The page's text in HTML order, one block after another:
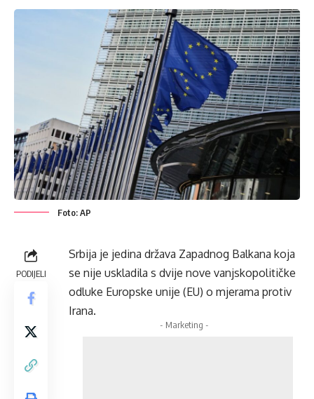
Foto: AP
PODIJELI
Srbija je jedina država Zapadnog Balkana koja
se nije uskladila s dvije nove vanjskopolitičke
odluke Europske unije (EU) o mjerama protiv
Irana.
- Marketing -